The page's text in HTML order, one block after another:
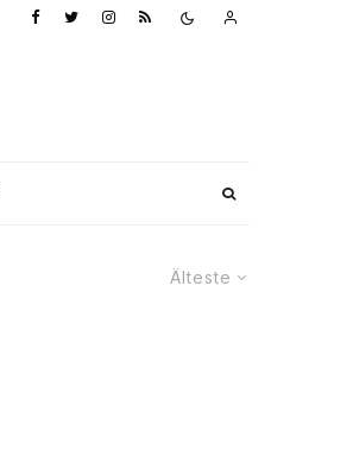
Älteste